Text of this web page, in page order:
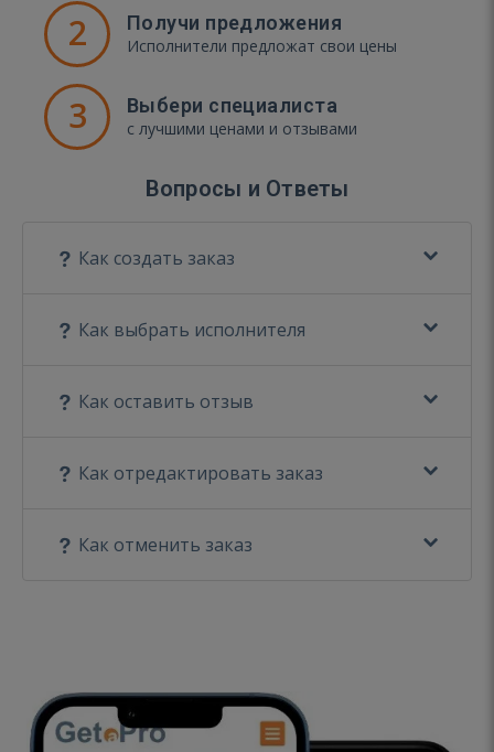
2 Получи предложения
Исполнители предложат свои цены
3 Выбери специалиста
с лучшими ценами и отзывами
Вопросы и Ответы
Как создать заказ
Как выбрать исполнителя
Как оставить отзыв
Как отредактировать заказ
Как отменить заказ